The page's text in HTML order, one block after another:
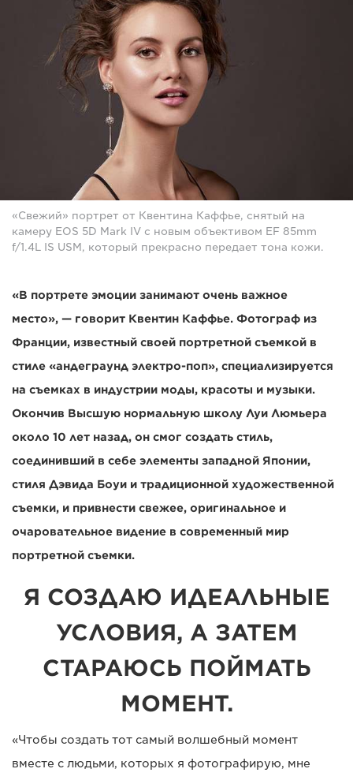
«Свежий» портрет от Квентина Каффье, снятый на
камеру EOS 5D Mark IV с новым объективом EF 85mm
f/1.4L IS USM, который прекрасно передает тона кожи.
«В портрете эмоции занимают очень важное
место», — говорит Квентин Каффье. Фотограф из
Франции, известный своей портретной съемкой в
стиле «андеграунд электро-поп», специализируется
на съемках в индустрии моды, красоты и музыки.
Окончив Высшую нормальную школу Луи Люмьера
около 10 лет назад, он смог создать стиль,
соединивший в себе элементы западной Японии,
стиля Дэвида Боуи и традиционной художественной
съемки, и привнести свежее, оригинальное и
очаровательное видение в современный мир
портретной съемки.
Я СОЗДАЮ ИДЕАЛЬНЫЕ
УСЛОВИЯ, А ЗАТЕМ
СТАРАЮСЬ ПОЙМАТЬ
МОМЕНТ.
«Чтобы создать тот самый волшебный момент
вместе с людьми, которых я фотографирую, мне